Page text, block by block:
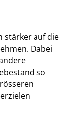
stärker auf die
Dabei
so